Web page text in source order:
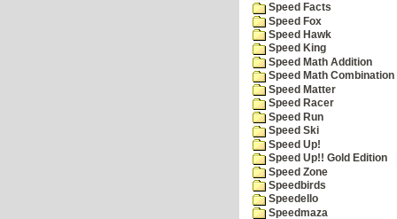
Speed Facts
Speed Fox
Speed Hawk
Speed King
Speed Math Addition
Speed Math Combination
Speed Matter
Speed Racer
Speed Run
Speed Ski
Speed Up!
Speed Up!! Gold Edition
Speed Zone
Speedbirds
Speedello
Speedmaza